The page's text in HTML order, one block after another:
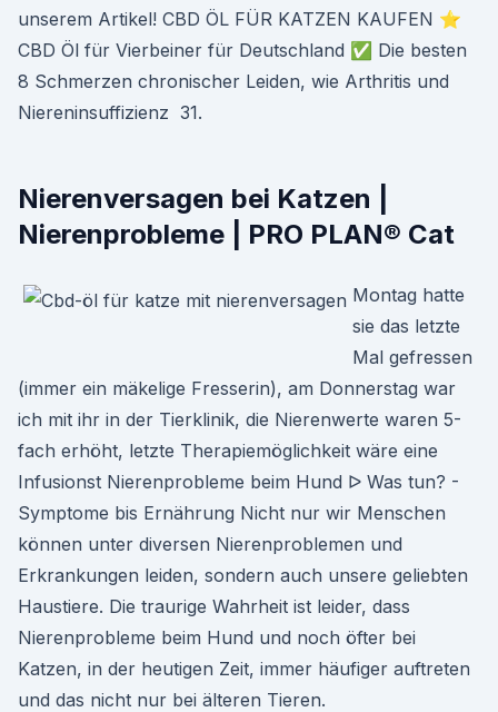
unserem Artikel! CBD ÖL FÜR KATZEN KAUFEN ⭐
CBD Öl für Vierbeiner für Deutschland ✅ Die besten
8 Schmerzen chronischer Leiden, wie Arthritis und
Niereninsuffizienz 31.
Nierenversagen bei Katzen |
Nierenprobleme | PRO PLAN® Cat
Montag hatte
sie das letzte
Mal gefressen
(immer ein mäkelige Fresserin), am Donnerstag war
ich mit ihr in der Tierklinik, die Nierenwerte waren 5-
fach erhöht, letzte Therapiemöglichkeit wäre eine
Infusionst Nierenprobleme beim Hund ᐅ Was tun? -
Symptome bis Ernährung Nicht nur wir Menschen
können unter diversen Nierenproblemen und
Erkrankungen leiden, sondern auch unsere geliebten
Haustiere. Die traurige Wahrheit ist leider, dass
Nierenprobleme beim Hund und noch öfter bei
Katzen, in der heutigen Zeit, immer häufiger auftreten
und das nicht nur bei älteren Tieren.